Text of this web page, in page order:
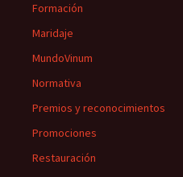
Formación
Maridaje
MundoVinum
Normativa
Premios y reconocimientos
Promociones
Restauración